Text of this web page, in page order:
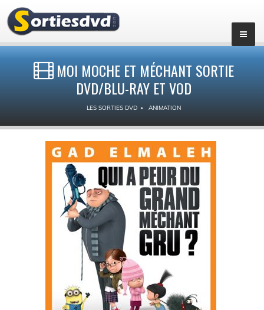
MOI MOCHE ET MÉCHANT SORTIE
DVD/BLU-RAY ET VOD
LES SORTIES DVD ANIMATION